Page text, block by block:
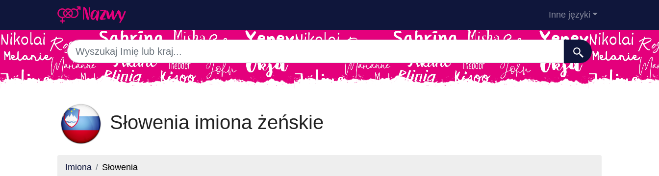
Inne języki
Słowenia imiona żeńskie
Imiona Słowenia